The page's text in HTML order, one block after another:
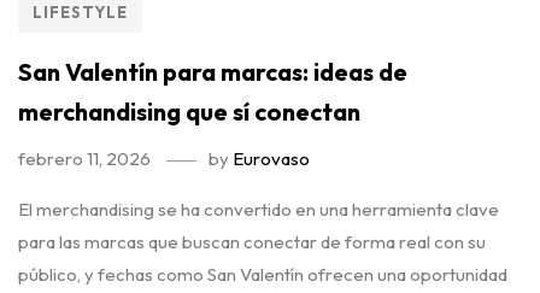
LIFESTYLE
San Valentín para marcas: ideas de
merchandising que sí conectan
febrero 11, 2026 by Eurovaso
El merchandising se ha convertido en una herramienta clave
para las marcas que buscan conectar de forma real con su
público, y fechas como San Valentín ofrecen una oportunidad